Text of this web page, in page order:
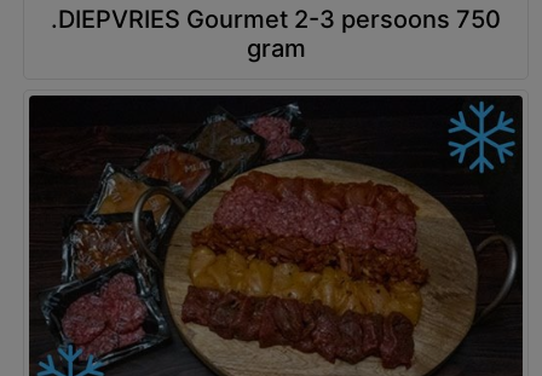
.DIEPVRIES Gourmet 2-3 persoons 750
gram